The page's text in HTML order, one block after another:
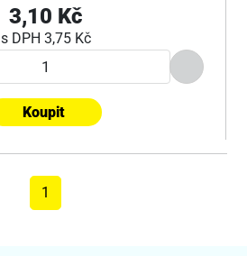
3,10 Kč
s DPH 3,75 Kč
Koupit
1